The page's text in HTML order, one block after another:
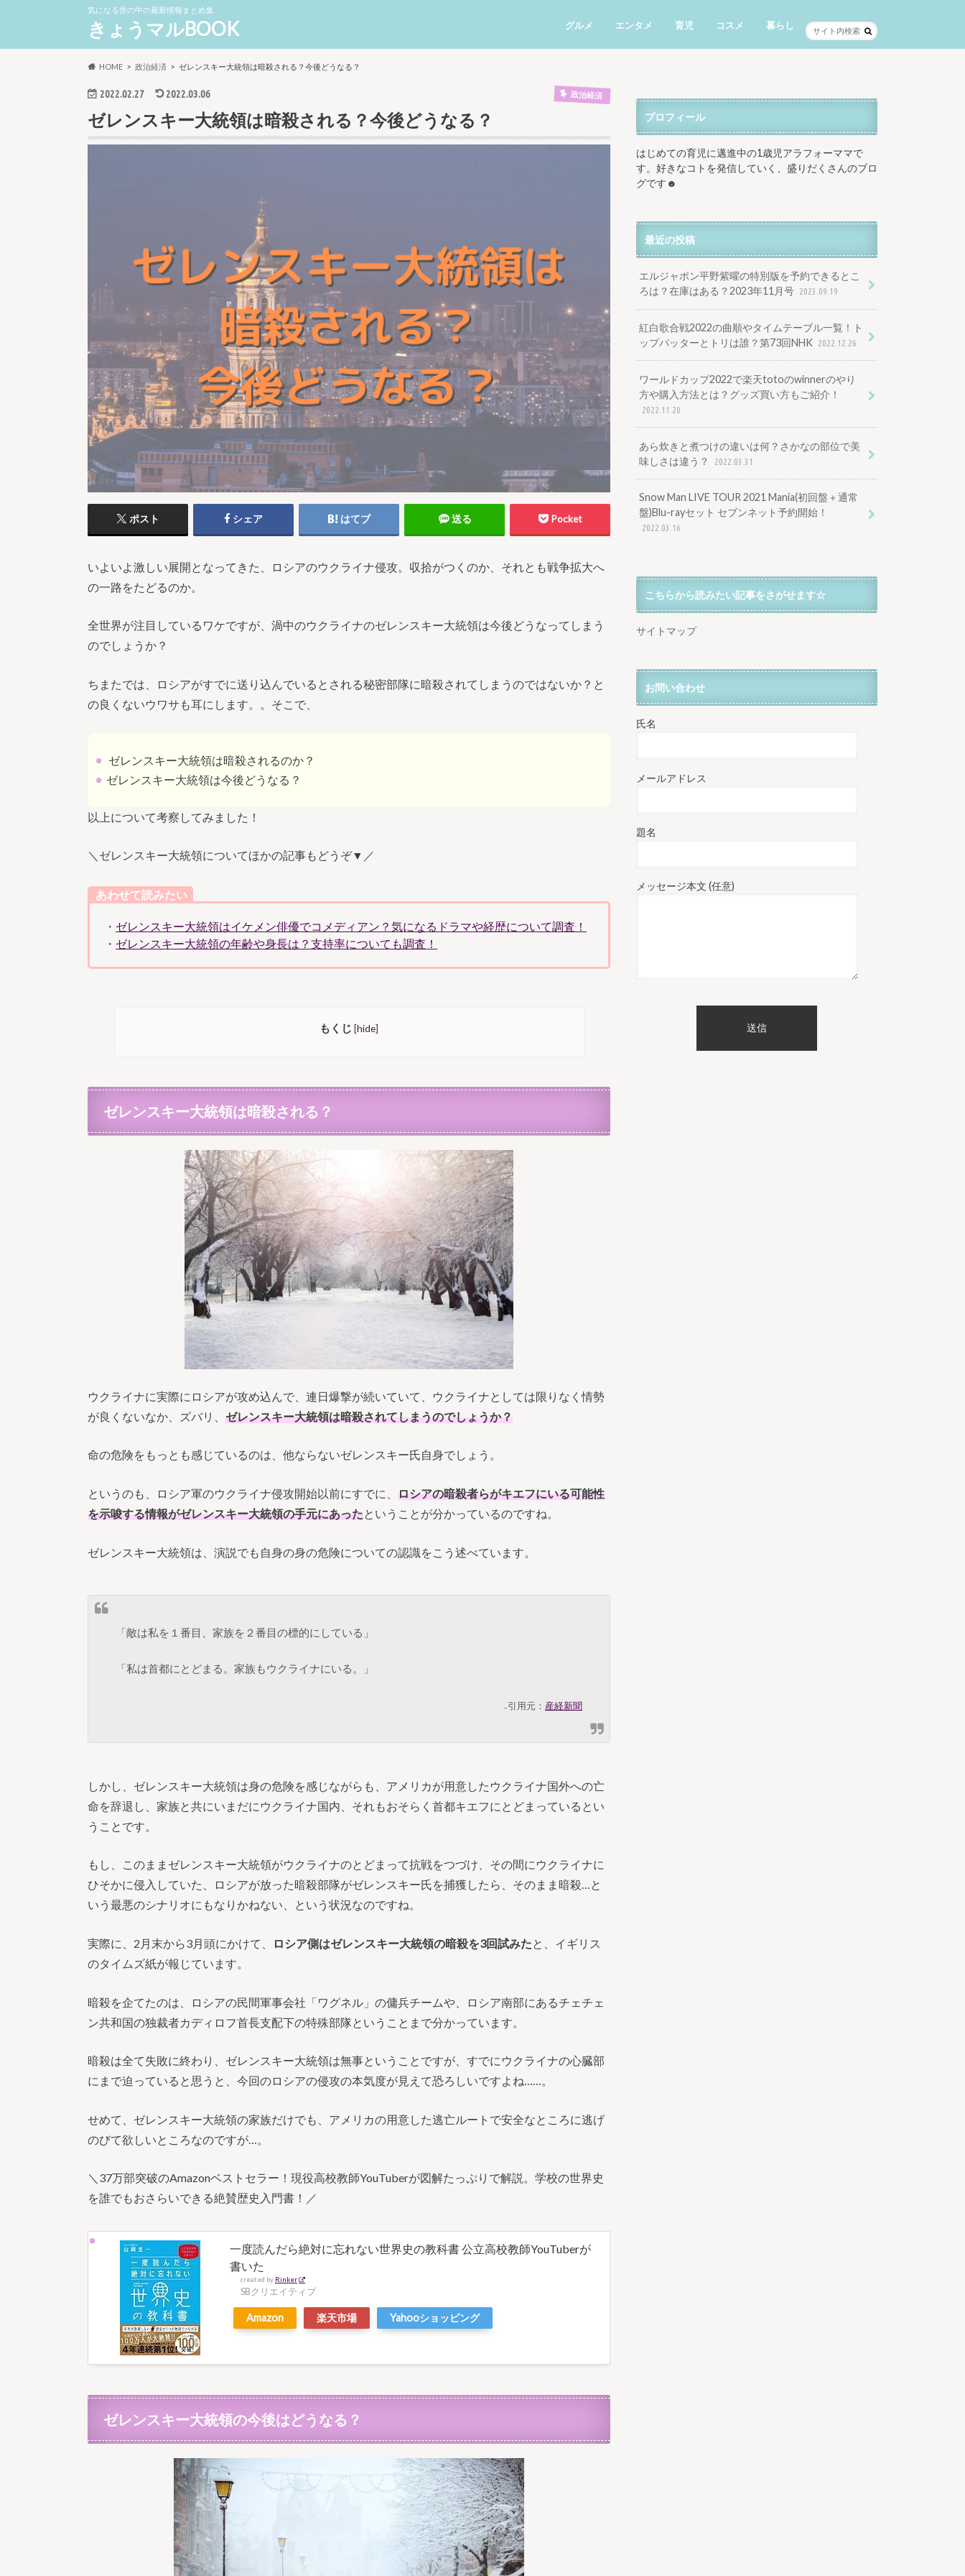
気になる世の中の最新情報まとめ集
きょうマルBOOK グルメ エンタメ 育児 コスメ 暮らし
HOME 政治経済 ゼレンスキー大統領は暗殺される？今後どうなる？
2022.02.27 2022.03.06 政治経済
ゼレンスキー大統領は暗殺される？今後どうなる？
ポスト シェア はてブ 送る Pocket
いよいよ激しい展開となってきた、ロシアのウクライナ侵攻。収拾がつくのか、それとも戦争拡大へ
の一路をたどるのか。
全世界が注目しているワケですが、渦中のウクライナのゼレンスキー大統領は今後どうなってしまう
のでしょうか？
ちまたでは、ロシアがすでに送り込んでいるとされる秘密部隊に暗殺されてしまうのではないか？と
の良くないウワサも耳にします。。そこで、
ゼレンスキー大統領は暗殺されるのか？
ゼレンスキー大統領は今後どうなる？
以上について考察してみました！
＼ゼレンスキー大統領についてほかの記事もどうぞ▼／
あわせて読みたい
・ ゼレンスキー大統領はイケメン俳優でコメディアン？気になるドラマや経歴について調査！
・ ゼレンスキー大統領の年齢や身長は？支持率についても調査！
もくじ [hide]
ゼレンスキー大統領は暗殺される？
ウクライナに実際にロシアが攻め込んで、連日爆撃が続いていて、ウクライナとしては限りなく情勢
が良くないなか、ズバリ、 ゼレンスキー大統領は暗殺されてしまうのでしょうか？
命の危険をもっとも感じているのは、他ならないゼレンスキー氏自身でしょう。
というのも、ロシア軍のウクライナ侵攻開始以前にすでに、 ロシアの暗殺者らがキエフにいる可能性
を示唆する情報がゼレンスキー大統領の手元にあったということが分かっているのですね。
ゼレンスキー大統領は、演説でも自身の身の危険についての認識をこう述べています。
「敵は私を１番目、家族を２番目の標的にしている」
「私は首都にとどまる。家族もウクライナにいる。」
₋引用元： 産経新聞
しかし、ゼレンスキー大統領は身の危険を感じながらも、アメリカが用意したウクライナ国外への亡
命を辞退し、家族と共にいまだにウクライナ国内、それもおそらく首都キエフにとどまっているとい
うことです。
もし、このままゼレンスキー大統領がウクライナのとどまって抗戦をつづけ、その間にウクライナに
ひそかに侵入していた、ロシアが放った暗殺部隊がゼレンスキー氏を捕獲したら、そのまま暗殺…と
いう最悪のシナリオにもなりかねない、という状況なのですね。
実際に、2月末から3月頭にかけて、 ロシア側はゼレンスキー大統領の暗殺を3回試みたと、イギリス
のタイムズ紙が報じています。
暗殺を企てたのは、ロシアの民間軍事会社「ワグネル」の傭兵チームや、ロシア南部にあるチェチェ
ン共和国の独裁者カディロフ首長支配下の特殊部隊ということまで分かっています。
暗殺は全て失敗に終わり、ゼレンスキー大統領は無事ということですが、すでにウクライナの心臓部
にまで迫っていると思うと、今回のロシアの侵攻の本気度が見えて恐ろしいですよね……。
せめて、ゼレンスキー大統領の家族だけでも、アメリカの用意した逃亡ルートで安全なところに逃げ
のびて欲しいところなのですが…。
＼37万部突破のAmazonベストセラー！現役高校教師YouTuberが図解たっぷりで解説。学校の世界史
を誰でもおさらいできる絶賛歴史入門書！／
一度読んだら絶対に忘れない世界史の教科書 公立高校教師YouTuberが
書いた
created by Rinker
SBクリエイティブ
Amazon 楽天市場 Yahooショッピング
ゼレンスキー大統領の今後はどうなる？
プロフィール
はじめての育児に邁進中の1歳児アラフォーママで
す。好きなコトを発信していく、盛りだくさんのブロ
グです☻
最近の投稿
エルジャポン平野紫曜の特別版を予約できるとこ
ろは？在庫はある？2023年11月号 2023.09.19
紅白歌合戦2022の曲順やタイムテーブル一覧！ト
ップバッターとトリは誰？第73回NHK 2022.12.26
ワールドカップ2022で楽天totoのwinnerのやり
方や購入方法とは？グッズ買い方もご紹介！
2022.11.20
あら炊きと煮つけの違いは何？さかなの部位で美
味しさは違う？
2022.03.31
Snow Man LIVE TOUR 2021 Mania(初回盤＋通常
盤)Blu-rayセット セブンネット予約開始！
2022.03.16
こちらから読みたい記事をさがせます☆
サイトマップ
お問い合わせ
氏名
メールアドレス
題名
メッセージ本文 (任意)